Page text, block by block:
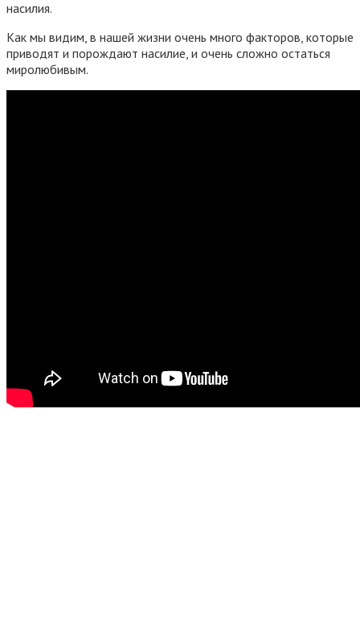
насилия.
Как мы видим, в нашей жизни очень много факторов, которые
приводят и порождают насилие, и очень сложно остаться
миролюбивым.